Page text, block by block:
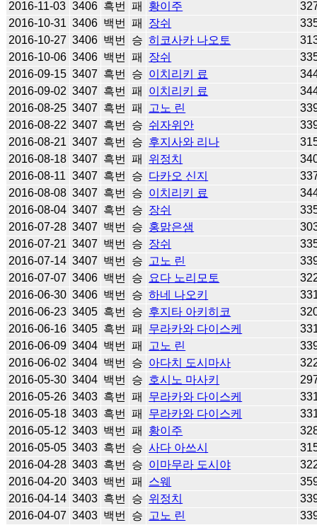
2016-11-03 3406 흑번 패 황이주
2016-10-31 3406 백번 패 장쉬
2016-10-27 3406 백번 승 히코사카 나오토
2016-10-06 3406 백번 패 장쉬
2016-09-15 3407 흑번 승 이치리키 료
2016-09-02 3407 흑번 패 이치리키 료
2016-08-25 3407 흑번 패 고노 린
2016-08-22 3407 흑번 승 쉬자위안
2016-08-21 3407 흑번 승 후지사와 리나
2016-08-18 3407 흑번 패 위정치
2016-08-11 3407 흑번 승 다카오 신지
2016-08-08 3407 흑번 승 이치리키 료
2016-08-04 3407 흑번 승 장쉬
2016-07-28 3407 백번 승 홍맑은샘
2016-07-21 3407 백번 승 장쉬
2016-07-14 3407 백번 승 고노 린
2016-07-07 3406 백번 승 요다 노리모토
2016-06-30 3406 백번 승 하네 나오키
2016-06-23 3405 흑번 승 후지타 아키히코
2016-06-16 3405 흑번 패 무라카와 다이스케
2016-06-09 3404 백번 패 고노 린
2016-06-02 3404 백번 승 아다치 도시마사
2016-05-30 3404 백번 승 호시노 마사키
2016-05-26 3403 흑번 패 무라카와 다이스케
2016-05-18 3403 흑번 패 무라카와 다이스케
2016-05-12 3403 백번 패 황이주
2016-05-05 3403 흑번 승 사다 아쓰시
2016-04-28 3403 흑번 승 이마무라 도시야
2016-04-20 3403 백번 패 스웨
2016-04-14 3403 흑번 승 위정치
2016-04-07 3403 백번 승 고노 린